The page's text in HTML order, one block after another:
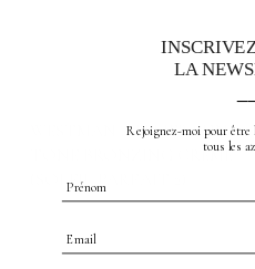
WESTMAN ATELIER SUN
TONE BRONZING CRÈME
(SOLEIL PARFAIT 2)
LA
Rejoignez-moi pour
tous les
Prénom
Email